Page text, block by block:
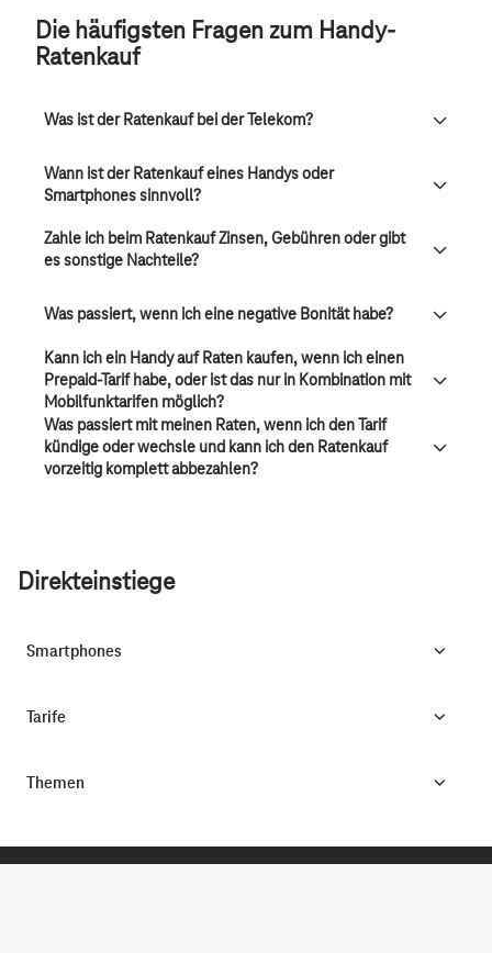
Die häufigsten Fragen zum Handy-
Ratenkauf
Was ist der Ratenkauf bei der Telekom?
Wann ist der Ratenkauf eines Handys oder
Smartphones sinnvoll?
Zahle ich beim Ratenkauf Zinsen, Gebühren oder gibt
es sonstige Nachteile?
Was passiert, wenn ich eine negative Bonität habe?
Kann ich ein Handy auf Raten kaufen, wenn ich einen
Prepaid-Tarif habe, oder ist das nur in Kombination mit
Mobilfunktarifen möglich?
Was passiert mit meinen Raten, wenn ich den Tarif
kündige oder wechsle und kann ich den Ratenkauf
vorzeitig komplett abbezahlen?
Direkteinstiege
Smartphones
Tarife
Themen